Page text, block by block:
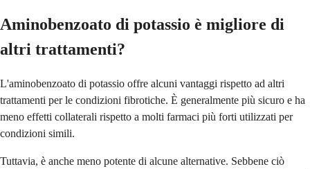
Aminobenzoato di potassio è migliore di
altri trattamenti?
L'aminobenzoato di potassio offre alcuni vantaggi rispetto ad altri
trattamenti per le condizioni fibrotiche. È generalmente più sicuro e ha
meno effetti collaterali rispetto a molti farmaci più forti utilizzati per
condizioni simili.
Tuttavia, è anche meno potente di alcune alternative. Sebbene ciò